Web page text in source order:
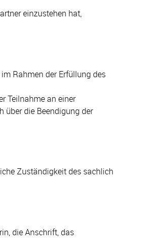
einzustehen hat,
Rahmen der Erfüllung des
Teilnahme an einer
über die Beendigung der
Zuständigkeit des sachlich
die Anschrift, das